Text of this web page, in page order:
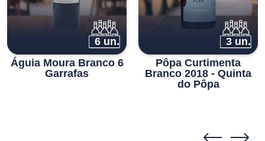
6 un.
Águia Moura Branco 6
Garrafas
3 un.
Pôpa Curtimenta
Branco 2018 - Quinta
do Pôpa